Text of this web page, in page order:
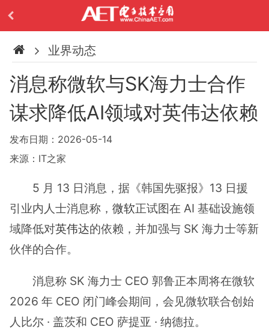
业界动态
消息称微软与SK海力士合作
谋求降低AI领域对英伟达依赖
发布日期：2026-05-14
来源：IT之家
5 月 13 日消息，据《韩国先驱报》13 日援
引业内人士消息称， 微软正试图在 AI 基础设施领
域降低对英伟达的依赖，并加强与 SK 海力士等新
伙伴的合作。
消息称 SK 海力士 CEO 郭鲁正本周将在微软
2026 年 CEO 闭门峰会期间，会见微软联合创始
人比尔 · 盖茨和 CEO 萨提亚 · 纳德拉。